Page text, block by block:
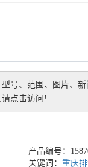
型号、范围、图片、
点击访问!
产品编号：
关键词： 重庆